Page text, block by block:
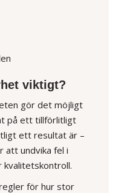
viktigt?
gör det möjligt
på ett tillförlitligt
ett resultat är –
att undvika fel i
kvalitetskontroll.
för hur stor